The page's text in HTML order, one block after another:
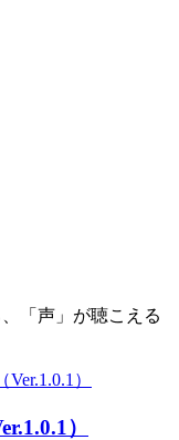
「声」が聴こえる
）